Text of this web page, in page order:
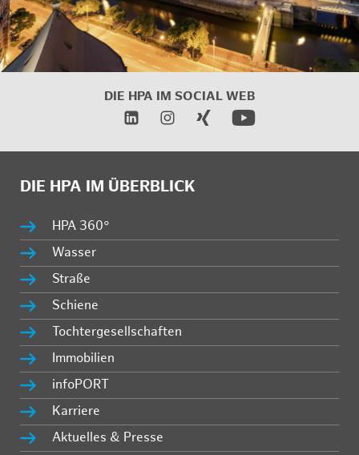
DIE HPA IM SOCIAL WEB
DIE HPA IM ÜBERBLICK
HPA 360°
Wasser
Straße
Schiene
Tochtergesellschaften
Immobilien
infoPORT
Karriere
Aktuelles & Presse